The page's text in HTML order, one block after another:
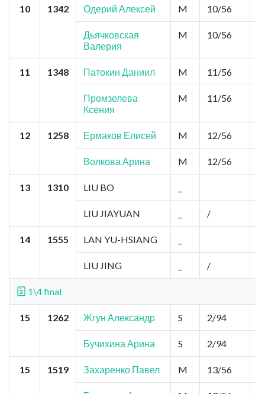
10 1342 Одерий Алексей M 10/56
Дьячковская
Валерия
M 10/56
11 1348 Патокин Даниил M 11/56
Промзелева
Ксения
M 11/56
12 1258 Ермаков Елисей M 12/56
Волкова Арина M 12/56
13 1310 LIU BO
LIU JIAYUAN /
14 1555 LAN YU-HSIANG
LIU JING /
1\4 final
15 1262 Жгун Александр S 2/94
Бучихина Арина S 2/94
15 1519 Захаренко Павел M 13/56